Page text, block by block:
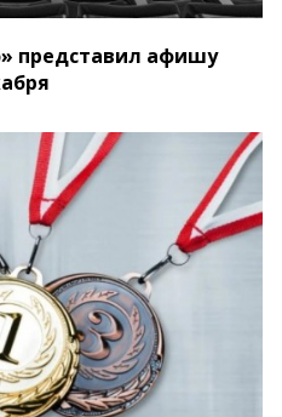
представил афишу